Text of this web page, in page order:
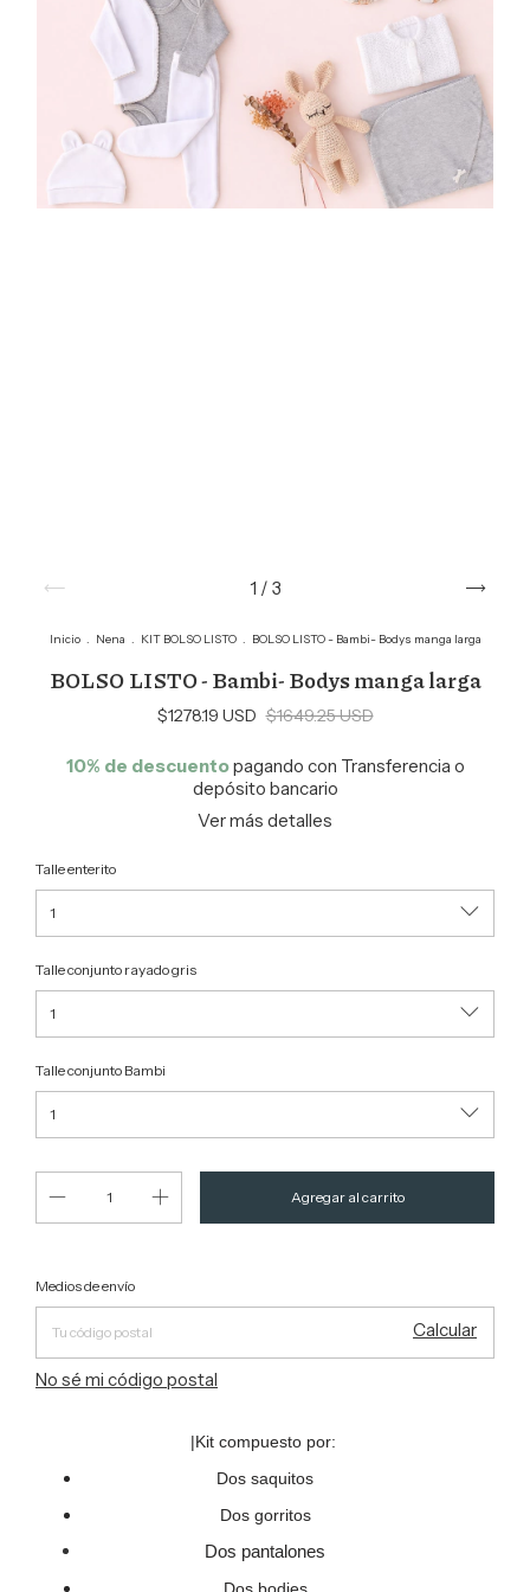
1 / 3
Inicio . Nena . KIT BOLSO LISTO . BOLSO LISTO - Bambi- Bodys manga larga
BOLSO LISTO - Bambi- Bodys manga larga
$1278.19 USD $1649.25 USD
10% de descuentopagando con Transferencia o
depósito bancario
Ver más detalles
Talle enterito
Talle conjunto rayado gris
Talle conjunto Bambi
Entregas para el CP:
Medios de envío
Calcular
No sé mi código postal
|Kit compuesto por:
Dos saquitos
Dos gorritos
Dos pantalones